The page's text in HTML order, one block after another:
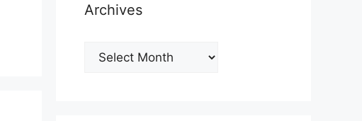
Archives
Archives